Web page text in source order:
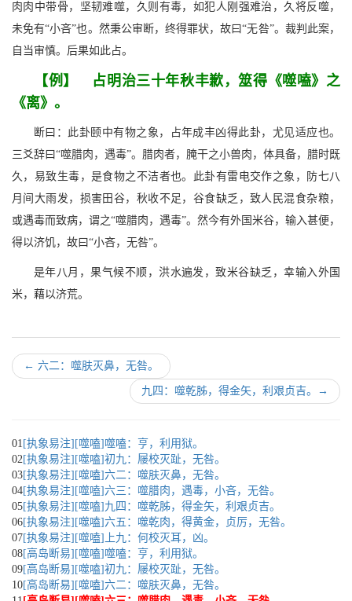
肉肉中带骨，坚韧难噬，久则有毒，如犯人刚强难治，久将反噬，
未免有“小吝”也。然秉公审断，终得罪状，故曰“无咎”。裁判此案，
自当审慎。后果如此占。
【例】 占明治三十年秋丰歉，筮得《噬嗑》之
《离》。
断曰：此卦颐中有物之象，占年成丰凶得此卦，尤见适应也。
三爻辞曰“噬腊肉，遇毒”。腊肉者，腌干之小兽肉，体具备，腊时既
久，易致生毒，是食物之不洁者也。此卦有雷电交作之象，防七八
月间大雨发，损害田谷，秋收不足，谷食缺乏，致人民混食杂粮，
或遇毒而致病，谓之“噬腊肉，遇毒”。然今有外国米谷，输入甚便，
得以济饥，故曰“小吝，无咎”。
是年八月，果气候不顺，洪水遍发，致米谷缺乏，幸输入外国
米，藉以济荒。
← 六二：噬肤灭鼻，无咎。
九四：噬乾胏，得金矢，利艰贞吉。 →
01 [执象易注][噬嗑]噬嗑：亨，利用狱。
02[执象易注][噬嗑]初九：屦校灭趾，无咎。
03[执象易注][噬嗑]六二：噬肤灭鼻，无咎。
04[执象易注][噬嗑]六三：噬腊肉，遇毒，小吝，无咎。
05[执象易注][噬嗑]九四：噬乾胏，得金矢，利艰贞吉。
06[执象易注][噬嗑]六五：噬乾肉，得黄金，贞厉，无咎。
07[执象易注][噬嗑]上九：何校灭耳，凶。
08[高岛断易][噬嗑]噬嗑：亨，利用狱。
09[高岛断易][噬嗑]初九：屦校灭趾，无咎。
10[高岛断易][噬嗑]六二：噬肤灭鼻，无咎。